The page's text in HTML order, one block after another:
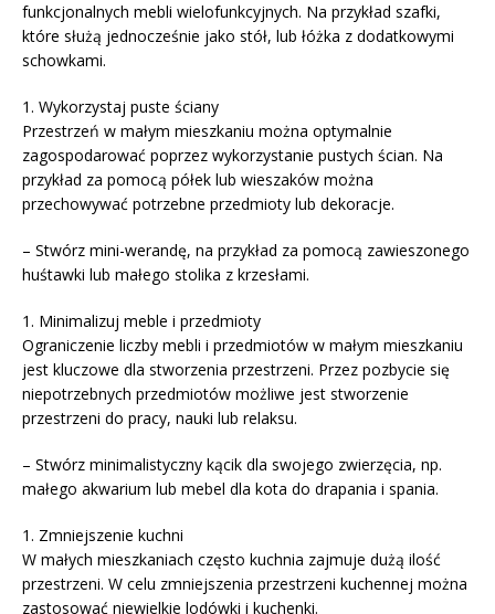
funkcjonalnych mebli wielofunkcyjnych. Na przykład szafki,
które służą jednocześnie jako stół, lub łóżka z dodatkowymi
schowkami.
1. Wykorzystaj puste ściany
Przestrzeń w małym mieszkaniu można optymalnie
zagospodarować poprzez wykorzystanie pustych ścian. Na
przykład za pomocą półek lub wieszaków można
przechowywać potrzebne przedmioty lub dekoracje.
– Stwórz mini-werandę, na przykład za pomocą zawieszonego
huśtawki lub małego stolika z krzesłami.
1. Minimalizuj meble i przedmioty
Ograniczenie liczby mebli i przedmiotów w małym mieszkaniu
jest kluczowe dla stworzenia przestrzeni. Przez pozbycie się
niepotrzebnych przedmiotów możliwe jest stworzenie
przestrzeni do pracy, nauki lub relaksu.
– Stwórz minimalistyczny kącik dla swojego zwierzęcia, np.
małego akwarium lub mebel dla kota do drapania i spania.
1. Zmniejszenie kuchni
W małych mieszkaniach często kuchnia zajmuje dużą ilość
przestrzeni. W celu zmniejszenia przestrzeni kuchennej można
zastosować niewielkie lodówki i kuchenki.